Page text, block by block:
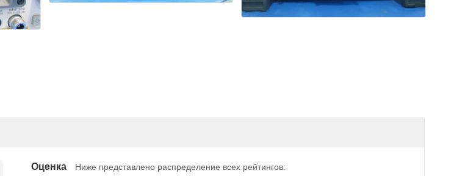
Оценка Ниже представлено распределение всех рейтингов: